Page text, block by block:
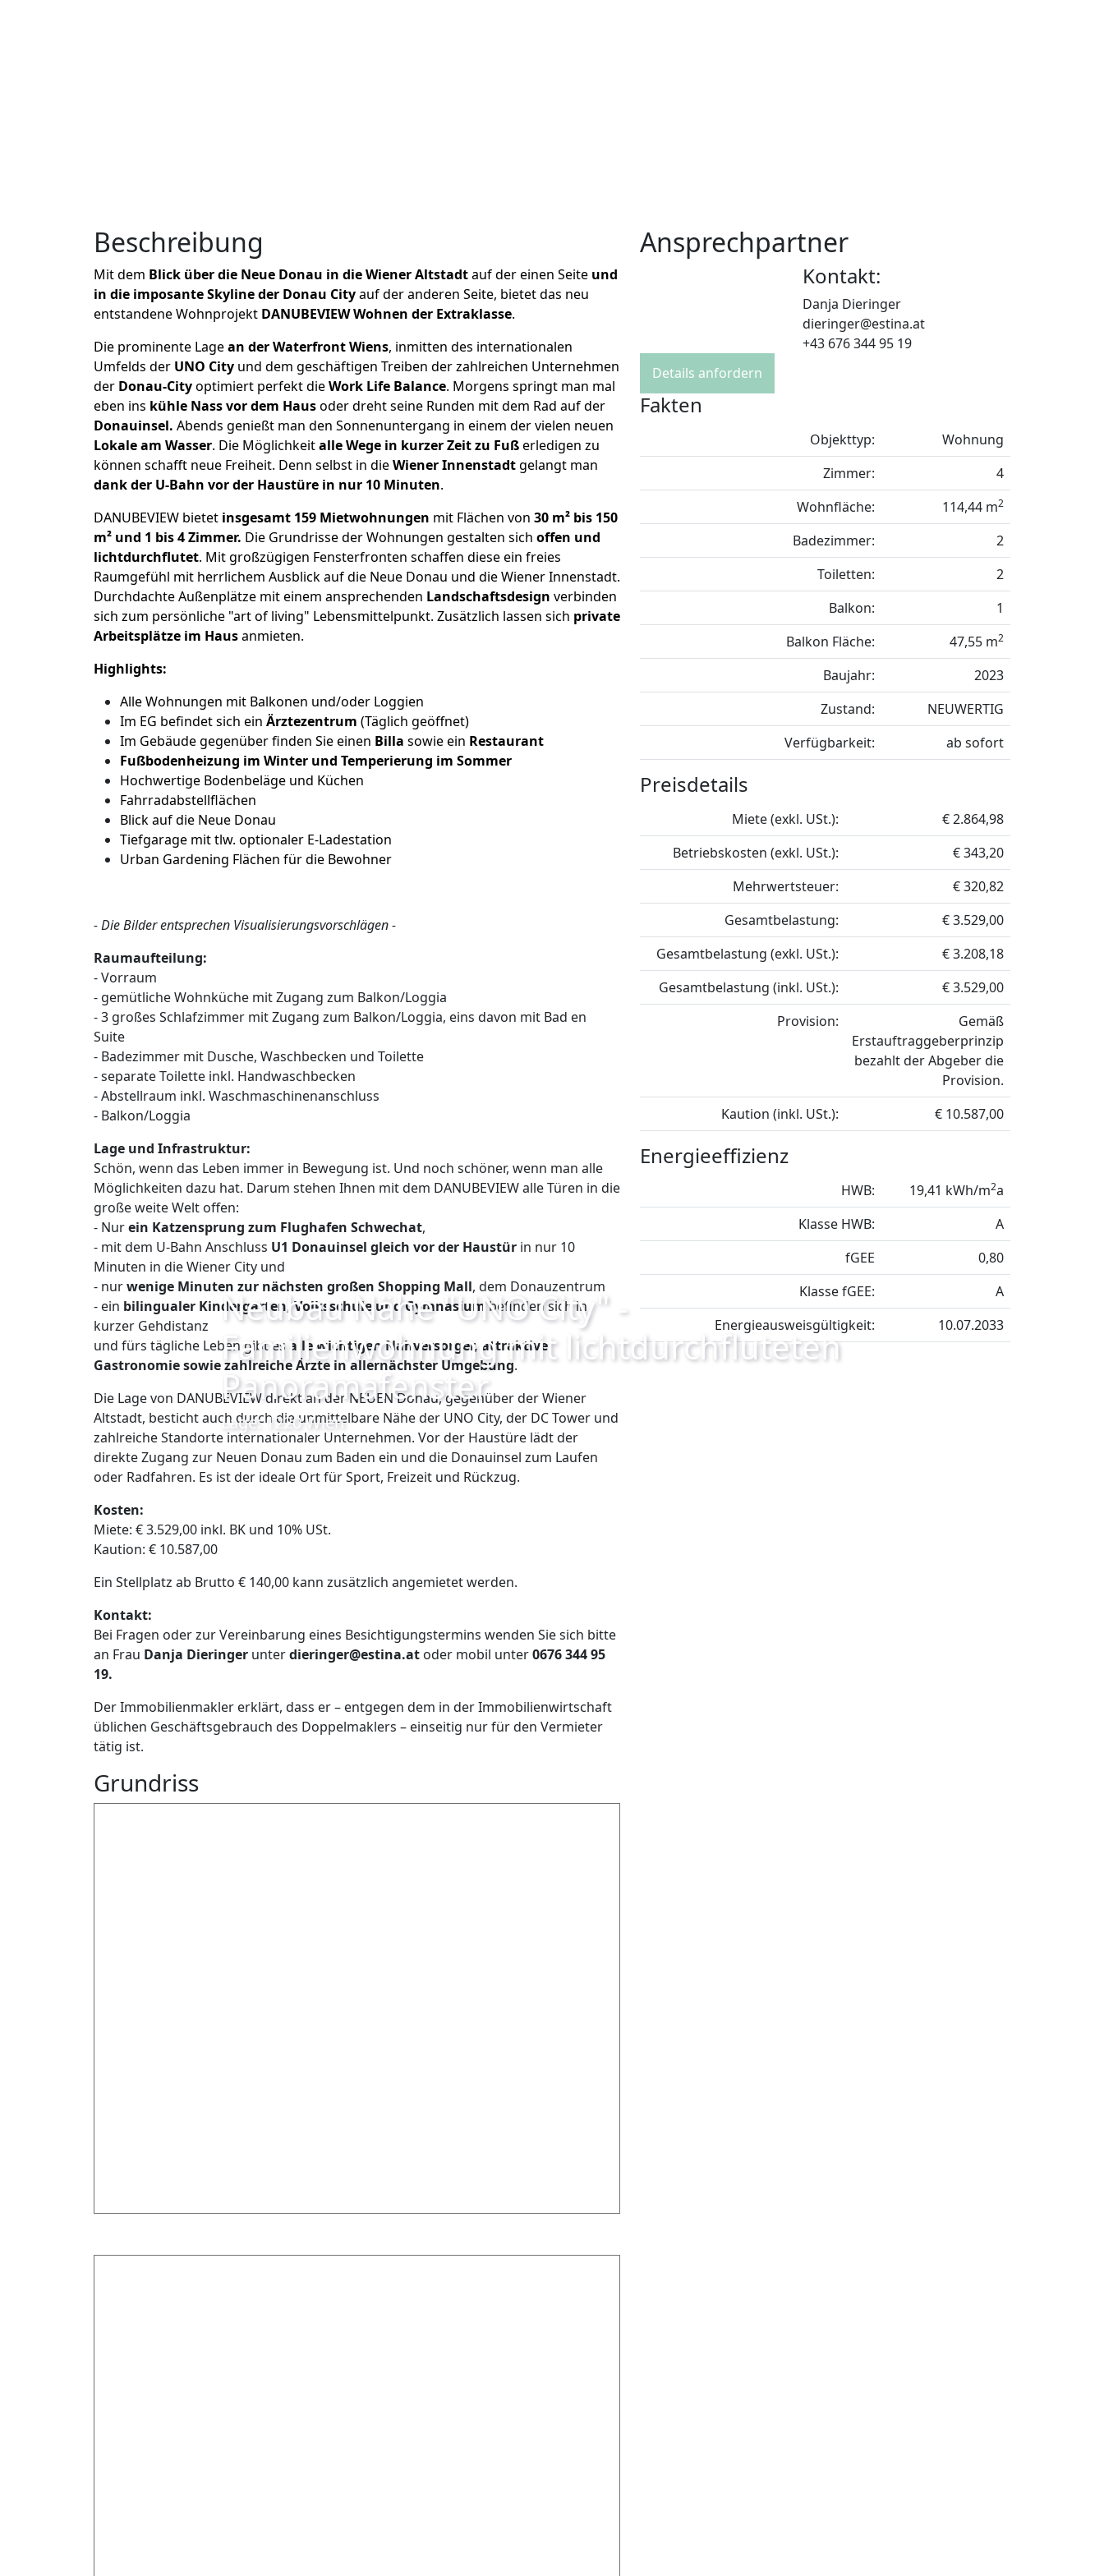
Neubau Nähe "UNO City" -
Familienwohnung mit lichtdurchfluteten
Panoramafenster
Lage: 1220 Wien
Beschreibung
Mit dem Blick über die Neue Donau in die Wiener Altstadtauf der einen Seite und
in die imposante Skyline der Donau Cityauf der anderen Seite, bietet das neu
entstandene Wohnprojekt DANUBEVIEW Wohnen der Extraklasse.
Die prominente Lagean der Waterfront Wiens, inmitten des internationalen
Umfelds der UNO City und dem geschäftigen Treiben der zahlreichen Unternehmen
der Donau-Cityoptimiert perfekt dieWork Life Balance. Morgens springt man mal
eben ins kühle Nass vor dem Hausoder dreht seine Runden mit dem Rad auf der
Donauinsel. Abends genießt man den Sonnenuntergang in einem der vielen neuen
Lokale am Wasser. Die Möglichkeitalle Wege in kurzer Zeit zu Fußerledigen zu
können schafft neue Freiheit. Denn selbst in dieWiener Innenstadtgelangt man
dank der U-Bahn vor der Haustüre in nur 10 Minuten.
DANUBEVIEW bietet insgesamt 159 Mietwohnungen mit Flächen von 30 m² bis 150
m² und 1 bis 4 Zimmer. Die Grundrisse der Wohnungen gestalten sich offen und
lichtdurchflutet. Mit großzügigen Fensterfronten schaffen diese ein freies
Raumgefühl mit herrlichem Ausblick auf die Neue Donau und die Wiener Innenstadt.
Durchdachte Außenplätze mit einem ansprechenden Landschaftsdesign verbinden
sich zum persönliche "art of living" Lebensmittelpunkt. Zusätzlich lassen sich private
Arbeitsplätze im Hausanmieten.
Highlights:
Alle Wohnungen mit Balkonen und/oder Loggien
Im EG befindet sich ein Ärztezentrum (Täglich geöffnet)
Im Gebäude gegenüber finden Sie einen Billa sowie ein Restaurant
Fußbodenheizung im Winter und Temperierung im Sommer
Hochwertige Bodenbeläge und Küchen
Fahrradabstellflächen
Blick auf die Neue Donau
Tiefgarage mit tlw. optionaler E-Ladestation
Urban Gardening Flächen für die Bewohner
- Die Bilder entsprechen Visualisierungsvorschlägen -
Raumaufteilung:
- Vorraum
- gemütliche Wohnküche mit Zugang zum Balkon/Loggia
- 3 großes Schlafzimmer mit Zugang zum Balkon/Loggia, eins davon mit Bad en
Suite
- Badezimmer mit Dusche, Waschbecken und Toilette
- separate Toilette inkl. Handwaschbecken
- Abstellraum inkl. Waschmaschinenanschluss
- Balkon/Loggia
Lage und Infrastruktur:
Schön, wenn das Leben immer in Bewegung ist. Und noch schöner, wenn man alle
Möglichkeiten dazu hat. Darum stehen Ihnen mit dem DANUBEVIEW alle Türen in die
große weite Welt offen:
- Nurein Katzensprung zum Flughafen Schwechat,
- mit dem U-Bahn Anschluss U1 Donauinsel gleich vor der Haustür in nur 10
Minuten in die Wiener City und
- nurwenige Minuten zur nächsten großen Shopping Mall, dem Donauzentrum
- ein bilingualer Kindergarten, Volksschule und Gymnasiumbefinden sich in
kurzer Gehdistanz
und fürs tägliche Leben gibt esalle wichtigen Nahversorger, attraktive
Gastronomie sowie zahlreiche Ärzte in allernächster Umgebung.
Die Lage von DANUBEVIEW direkt an der NEUEN Donau, gegenüber der Wiener
Altstadt, besticht auch durch die unmittelbare Nähe der UNO City, der DC Tower und
zahlreiche Standorte internationaler Unternehmen. Vor der Haustüre lädt der
direkte Zugang zur Neuen Donau zum Baden ein und die Donauinsel zum Laufen
oder Radfahren. Es ist der ideale Ort für Sport, Freizeit und Rückzug.
Kosten:
Miete: € 3.529,00 inkl. BK und 10% USt.
Kaution: € 10.587,00
Ein Stellplatz ab Brutto € 140,00 kann zusätzlich angemietet werden.
Kontakt:
Bei Fragen oder zur Vereinbarung eines Besichtigungstermins wenden Sie sich bitte
an Frau Danja Dieringer unterdieringer@estina.at oder mobil unter0676 344 95
19.
Der Immobilienmakler erklärt, dass er – entgegen dem in der Immobilienwirtschaft
üblichen Geschäftsgebrauch des Doppelmaklers – einseitig nur für den Vermieter
tätig ist.
Grundriss
Ansprechpartner
Kontakt:
Danja Dieringer
dieringer@estina.at
+43 676 344 95 19
Details anfordern
Fakten
Objekttyp:
Wohnung
Zimmer:
4
Wohnfläche:
114,44 m2
Badezimmer:
2
Toiletten:
2
Balkon:
1
Balkon Fläche:
47,55 m2
Baujahr:
2023
Zustand:
NEUWERTIG
Verfügbarkeit:
ab sofort
Preisdetails
Miete (exkl. USt.):
€ 2.864,98
Betriebskosten (exkl. USt.):
€ 343,20
Mehrwertsteuer:
€ 320,82
Gesamtbelastung:
€ 3.529,00
Gesamtbelastung (exkl. USt.):
€ 3.208,18
Gesamtbelastung (inkl. USt.):
€ 3.529,00
Provision:
Gemäß
Erstauftraggeberprinzip
bezahlt der Abgeber die
Provision.
Kaution (inkl. USt.):
€ 10.587,00
Energieeffizienz
HWB: 19,41 kWh/m2a
Klasse HWB:
A
fGEE
0,80
Klasse fGEE:
A
Energieausweisgültigkeit:
10.07.2033